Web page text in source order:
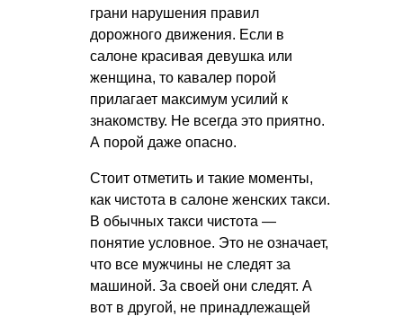
грани нарушения правил
дорожного движения. Если в
салоне красивая девушка или
женщина, то кавалер порой
прилагает максимум усилий к
знакомству. Не всегда это приятно.
А порой даже опасно.
Стоит отметить и такие моменты,
как чистота в салоне женских такси.
В обычных такси чистота —
понятие условное. Это не означает,
что все мужчины не следят за
машиной. За своей они следят. А
вот в другой, не принадлежащей